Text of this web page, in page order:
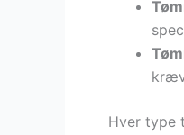
Hver type